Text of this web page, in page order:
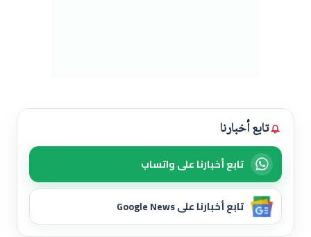
تابع أخبارنا
تابع أخبارنا على واتساب
تابع أخبارنا على Google News